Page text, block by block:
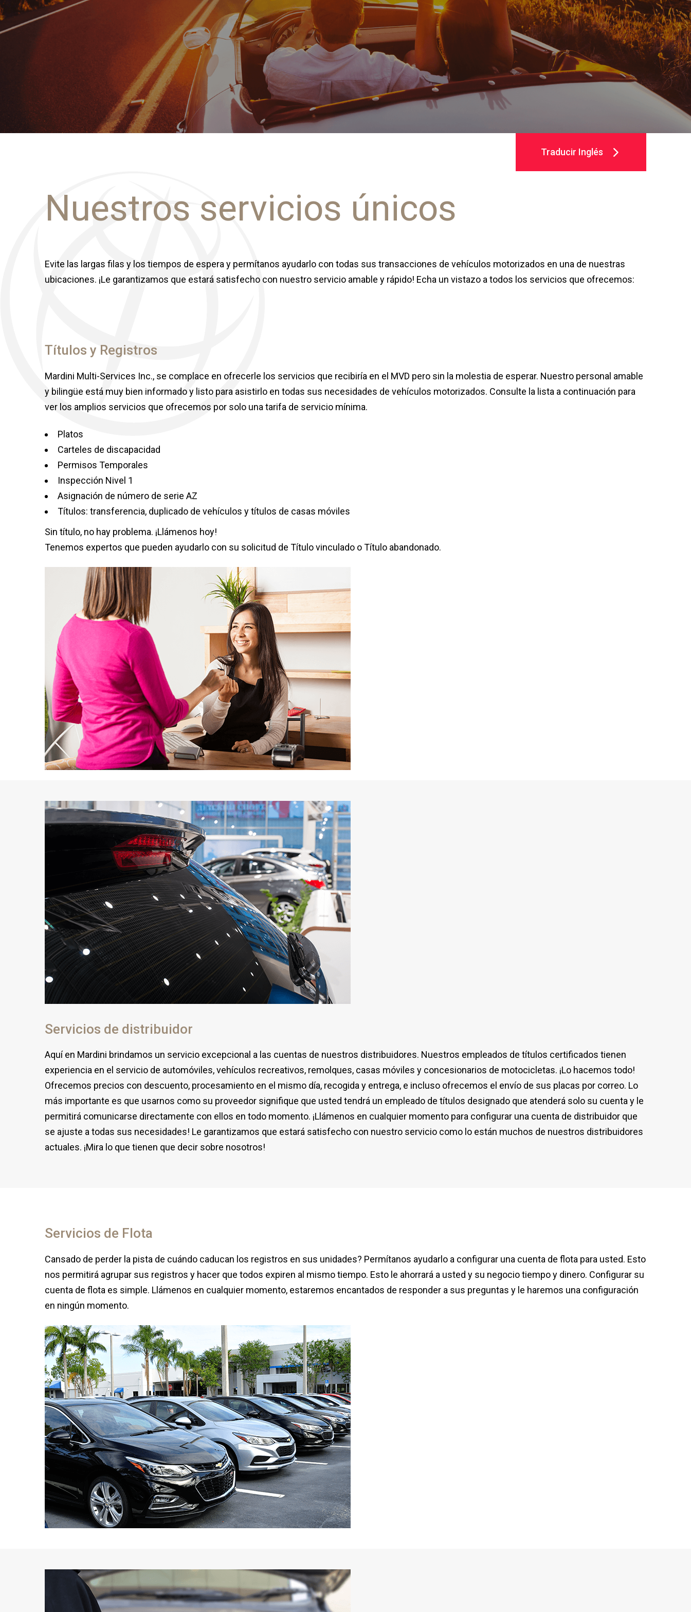
Traducir Inglés
Nuestros servicios únicos
Evite las largas filas y los tiempos de espera y permítanos ayudarlo con todas sus transacciones de vehículos motorizados en una de nuestras
ubicaciones. ¡Le garantizamos que estará satisfecho con nuestro servicio amable y rápido! Echa un vistazo a todos los servicios que ofrecemos:
Títulos y Registros
Mardini Multi-Services Inc., se complace en ofrecerle los servicios que recibiría en el MVD pero sin la molestia de esperar. Nuestro personal amable
y bilingüe está muy bien informado y listo para asistirlo en todas sus necesidades de vehículos motorizados. Consulte la lista a continuación para
ver los amplios servicios que ofrecemos por solo una tarifa de servicio mínima.
Platos
Carteles de discapacidad
Permisos Temporales
Inspección Nivel 1
Asignación de número de serie AZ
Títulos: transferencia, duplicado de vehículos y títulos de casas móviles
Sin título, no hay problema. ¡Llámenos hoy!
Tenemos expertos que pueden ayudarlo con su solicitud de Título vinculado o Título abandonado.
Servicios de distribuidor
Aquí en Mardini brindamos un servicio excepcional a las cuentas de nuestros distribuidores. Nuestros empleados de títulos certificados tienen
experiencia en el servicio de automóviles, vehículos recreativos, remolques, casas móviles y concesionarios de motocicletas. ¡Lo hacemos todo!
Ofrecemos precios con descuento, procesamiento en el mismo día, recogida y entrega, e incluso ofrecemos el envío de sus placas por correo. Lo
más importante es que usarnos como su proveedor signifique que usted tendrá un empleado de títulos designado que atenderá solo su cuenta y le
permitirá comunicarse directamente con ellos en todo momento. ¡Llámenos en cualquier momento para configurar una cuenta de distribuidor que
se ajuste a todas sus necesidades! Le garantizamos que estará satisfecho con nuestro servicio como lo están muchos de nuestros distribuidores
actuales. ¡Mira lo que tienen que decir sobre nosotros!
Servicios de Flota
Cansado de perder la pista de cuándo caducan los registros en sus unidades? Permítanos ayudarlo a configurar una cuenta de flota para usted. Esto
nos permitirá agrupar sus registros y hacer que todos expiren al mismo tiempo. Esto le ahorrará a usted y su negocio tiempo y dinero. Configurar su
cuenta de flota es simple. Llámenos en cualquier momento, estaremos encantados de responder a sus preguntas y le haremos una configuración
en ningún momento.